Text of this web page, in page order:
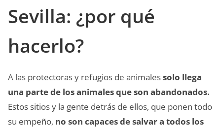
Sevilla: ¿por qué
hacerlo?
A las protectoras y refugios de animalessolo llega
una parte de los animales que son abandonados.
Estos sitios y la gente detrás de ellos, que ponen todo
su empeño, no son capaces de salvar a todos los